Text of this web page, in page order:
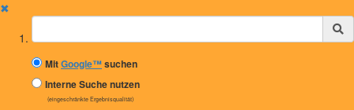
✖
Suchbegriff
MitGoogle™suchen
Interne Suche nutzen
(eingeschränkte Ergebnisqualität)